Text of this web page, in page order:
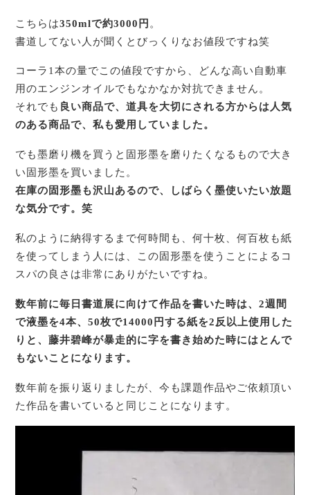
こちらは350mlで約3000円 。
書道してない人が聞くとびっくりなお値段ですね笑
コーラ1本の量でこの値段ですから、どんな高い自動車
用のエンジンオイルでもなかなか対抗できません。
それでも 良い商品で、道具を大切にされる方からは人気
のある商品で、私も愛用していました。
でも墨磨り機を買うと固形墨を磨りたくなるもので大き
い固形墨を買いました。
在庫の固形墨も沢山あるので、しばらく墨使いたい放題
な気分です。笑
私のように納得するまで何時間も、何十枚、何百枚も紙
を使ってしまう人には、この固形墨を使うことによるコ
スパの良さは非常にありがたいですね。
数年前に毎日書道展に向けて作品を書いた時は、2週間
で液墨を4本、50枚で14000円する紙を2反以上使用した
りと、藤井碧峰が暴走的に字を書き始めた時にはとんで
もないことになります。
数年前を振り返りましたが、今も課題作品やご依頼頂い
た作品を書いていると同じことになります。